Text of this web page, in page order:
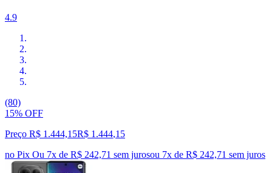
4.9
(80)
15% OFF
Preço R$ 1.444,15R$ 1.444,15
no Pix Ou 7x de R$ 242,71 sem jurosou 7x de R$ 242,71 sem juros